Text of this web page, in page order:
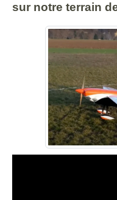
sur notre terrain